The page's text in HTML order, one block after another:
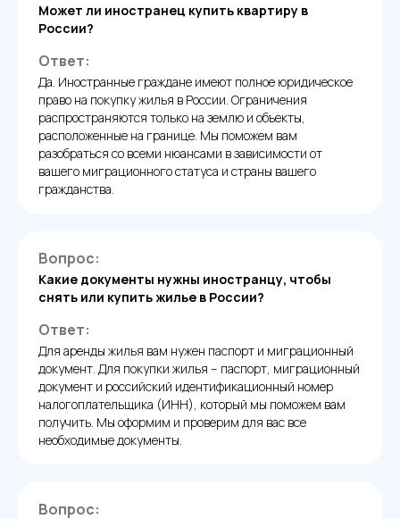
Может ли иностранец купить квартиру в
России?
Ответ:
Да. Иностранные граждане имеют полное юридическое
право на покупку жилья в России. Ограничения
распространяются только на землю и объекты,
расположенные на границе. Мы поможем вам
разобраться со всеми нюансами в зависимости от
вашего миграционного статуса и страны вашего
гражданства.
Вопрос:
Какие документы нужны иностранцу, чтобы
снять или купить жилье в России?
Ответ:
Для аренды жилья вам нужен паспорт и миграционный
документ. Для покупки жилья – паспорт, миграционный
документ и российский идентификационный номер
налогоплательщика (ИНН), который мы поможем вам
получить. Мы оформим и проверим для вас все
необходимые документы.
Вопрос: